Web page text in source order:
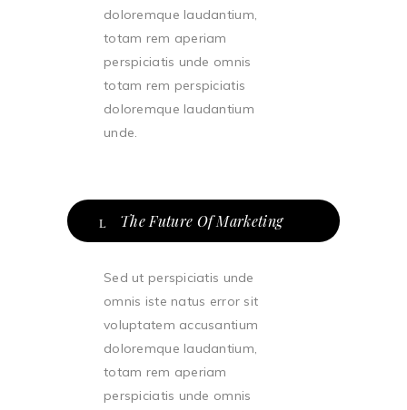
doloremque laudantium,
totam rem aperiam
perspiciatis unde omnis
totam rem perspiciatis
doloremque laudantium
unde.
The Future Of Marketing
Sed ut perspiciatis unde
omnis iste natus error sit
voluptatem accusantium
doloremque laudantium,
totam rem aperiam
perspiciatis unde omnis